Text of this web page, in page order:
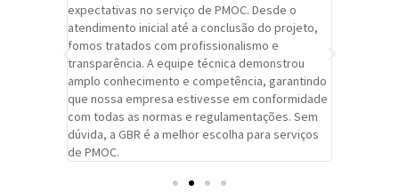
expectativas no serviço de PMOC. Desde o
atendimento inicial até a conclusão do projeto,
fomos tratados com profissionalismo e
transparência. A equipe técnica demonstrou
amplo conhecimento e competência, garantindo
que nossa empresa estivesse em conformidade
com todas as normas e regulamentações. Sem
dúvida, a GBR é a melhor escolha para serviços
de PMOC.